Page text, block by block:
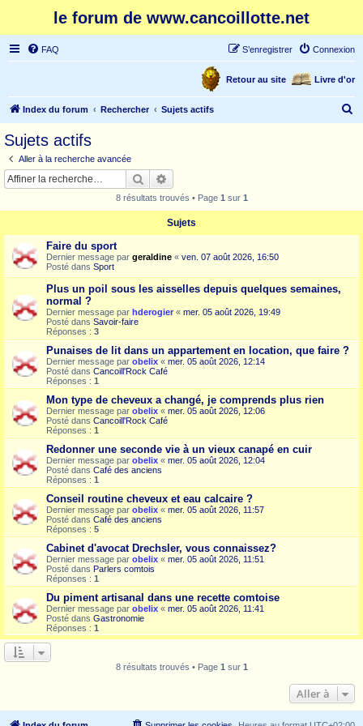
le forum de www.cancoillotte.net
FAQ Connexion
S’enregistrer
Livre d'or
Retour au site
Index du forum Rechercher Sujets actifs
Sujets actifs
Aller à la recherche avancée
Rechercher
8 résultats trouvés • Page 1 sur 1
Sujets
Faire du sport
Dernier message par geraldine « ven. 07 août 2026, 16:50
Posté dans Sport
Plus un poil sous les aisselles depuis quelques semaines,
normal ?
Dernier message par hderogier « mer. 05 août 2026, 19:49
Posté dans Savoir-faire
Réponses : 3
Punaises de lit dans un appartement en location, que faire ?
Dernier message par obelix « mer. 05 août 2026, 12:14
Posté dans Cancoill'Rock Café
Réponses : 1
Mon type de cheveux a changé, je comprends plus rien
Dernier message par obelix « mer. 05 août 2026, 12:06
Posté dans Cancoill'Rock Café
Réponses : 1
Redonner une seconde vie à un vieux canapé en cuir
Dernier message par obelix « mer. 05 août 2026, 12:04
Posté dans Café des anciens
Réponses : 1
Conseil routine cheveux et eau calcaire ?
Dernier message par obelix « mer. 05 août 2026, 11:57
Posté dans Café des anciens
Réponses : 5
Cabinet d'avocat Drechsler, vous connaissez?
Dernier message par obelix « mer. 05 août 2026, 11:51
Posté dans Parlers comtois
Réponses : 1
Du piment artisanal dans une recette comtoise
Dernier message par obelix « mer. 05 août 2026, 11:41
Posté dans Gastronomie
Réponses : 1
8 résultats trouvés • Page 1 sur 1
Aller à